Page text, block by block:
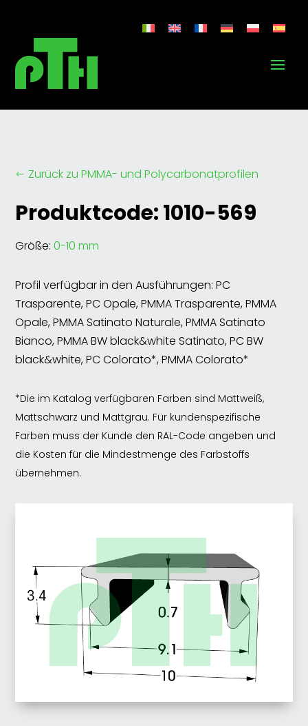
# Zurück zu PMMA- und Polycarbonatprofilen
Produktcode: 1010-569
Größe:0-10 mm
Profil verfügbar in den Ausführungen: PC
Trasparente, PC Opale, PMMA Trasparente, PMMA
Opale, PMMA Satinato Naturale, PMMA Satinato
Bianco, PMMA BW black&white Satinato, PC BW
black&white, PC Colorato*, PMMA Colorato*
*Die im Katalog verfügbaren Farben sind Mattweiß,
Mattschwarz und Mattgrau. Für kundenspezifische
Farben muss der Kunde den RAL-Code angeben und
die Kosten für die Mindestmenge des Farbstoffs
übernehmen.